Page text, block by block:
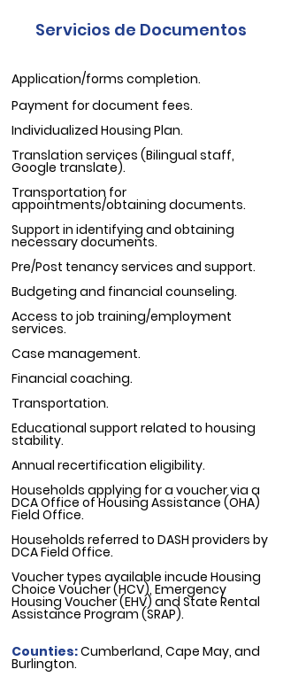
Servicios de Documentos
Application/forms completion.
Payment for document fees.
Individualized Housing Plan.
Translation services (Bilingual staff,
Google translate).
Transportation for
appointments/obtaining documents.
Support in identifying and obtaining
necessary documents.
Pre/Post tenancy services and support.
Budgeting and financial counseling.
Access to job training/employment
services.
Case management.
Financial coaching.
Transportation.
Educational support related to housing
stability.
Annual recertification eligibility.
Households applying for a voucher via a
DCA Office of Housing Assistance (OHA)
Field Office.
Households referred to DASH providers by
DCA Field Office.
Voucher types available incude Housing
Choice Voucher (HCV), Emergency
Housing Voucher (EHV) and State Rental
Assistance Program (SRAP).
Counties:Cumberland, Cape May, and
Burlington.